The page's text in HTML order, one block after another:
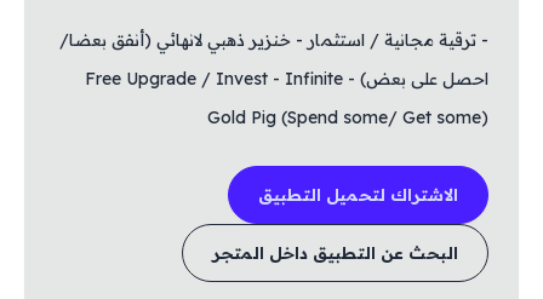
- ترقية مجانية / استثمار - خنزير ذهبي لانهائي (أنفق بعضا/
احصل على بعض) - Free Upgrade / Invest - Infinite
Gold Pig (Spend some/ Get some)
الاشتراك لتحميل التطبيق
البحث عن التطبيق داخل المتجر